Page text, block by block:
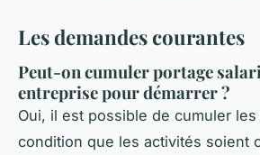
Les demandes courantes
Peut-on cumuler portage
entreprise pour démarrer ?
Oui, il est possible de cumuler
condition que les activités soient